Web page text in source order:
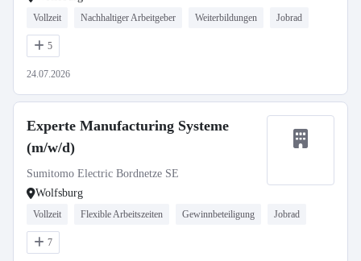
Vollzeit Nachhaltiger Arbeitgeber Weiterbildungen Jobrad
5
24.07.2026
Experte Manufacturing Systeme
(m/w/d)
Sumitomo Electric Bordnetze SE
Wolfsburg
Vollzeit Flexible Arbeitszeiten Gewinnbeteiligung Jobrad
7